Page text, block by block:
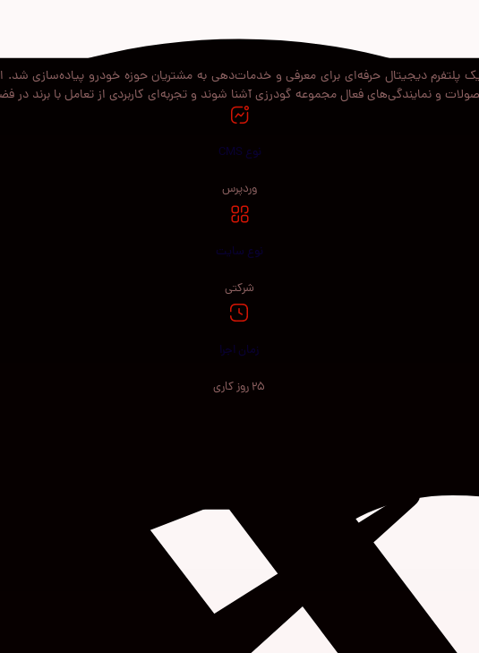
دیجیتال حرفه‌ای برای معرفی و خدمات‌دهی به مشتریان حوزه خودرو پیاده‌سازی شد.
و نمایندگی‌های فعال مجموعه گودرزی آشنا شوند و تجربه‌ای کاربردی از تعامل با برند در
نوع CMS
وردپرس
نوع سایت
شرکتی
زمان اجرا
25 روز کاری